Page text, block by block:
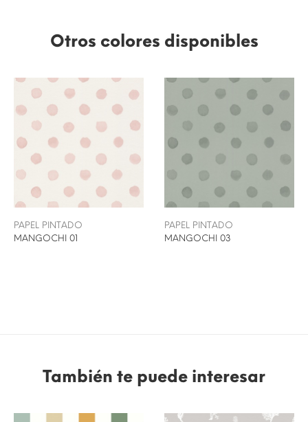
Otros colores disponibles
PAPEL PINTADO
MANGOCHI 01
PAPEL PINTADO
MANGOCHI 03
También te puede interesar